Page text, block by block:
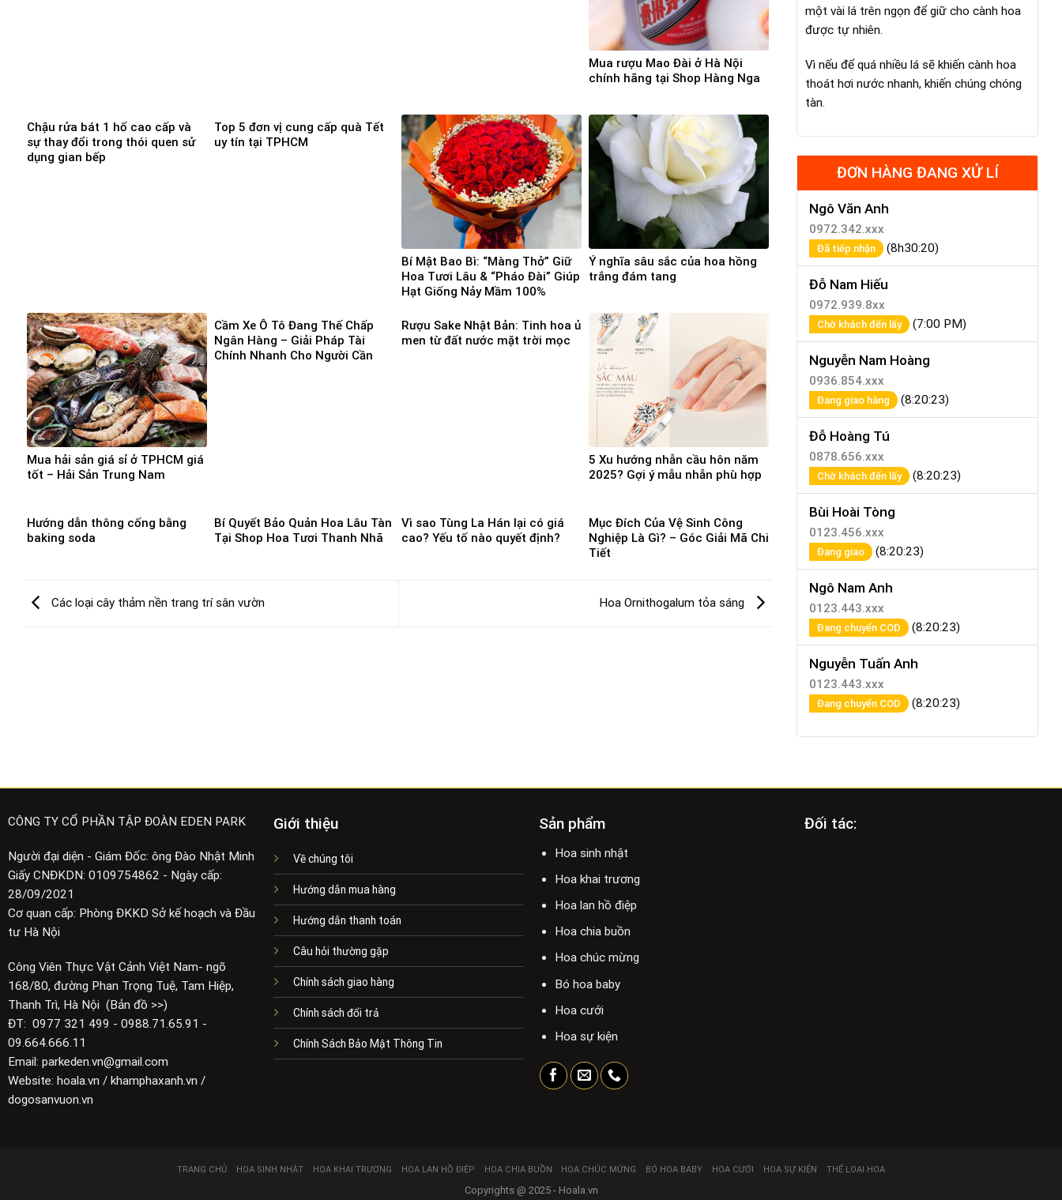
Mua rượu Mao Đài ở Hà Nội
chính hãng tại Shop Hàng Nga
Chậu rửa bát 1 hố cao cấp và
sự thay đổi trong thói quen sử
dụng gian bếp
Top 5 đơn vị cung cấp quà Tết
uy tín tại TPHCM
Bí Mật Bao Bì: “Màng Thở” Giữ
Hoa Tươi Lâu & “Pháo Đài” Giúp
Hạt Giống Nảy Mầm 100%
Ý nghĩa sâu sắc của hoa hồng
trắng đám tang
Mua hải sản giá sỉ ở TPHCM giá
tốt – Hải Sản Trung Nam
Cầm Xe Ô Tô Đang Thế Chấp
Ngân Hàng – Giải Pháp Tài
Chính Nhanh Cho Người Cần
Rượu Sake Nhật Bản: Tinh hoa ủ
men từ đất nước mặt trời mọc
5 Xu hướng nhẫn cầu hôn năm
2025? Gợi ý mẫu nhẫn phù hợp
Hướng dẫn thông cống bằng
baking soda
Bí Quyết Bảo Quản Hoa Lâu Tàn
Tại Shop Hoa Tươi Thanh Nhã
Vì sao Tùng La Hán lại có giá
cao? Yếu tố nào quyết định?
Mục Đích Của Vệ Sinh Công
Nghiệp Là Gì? – Góc Giải Mã Chi
Tiết
Các loại cây thảm nền trang trí sân vườn Hoa Ornithogalum tỏa sáng
một vài lá trên ngọn để giữ cho cành hoa
được tự nhiên.
Vì nếu để quá nhiều lá sẽ khiến cành hoa
thoát hơi nước nhanh, khiến chúng chóng
tàn.
ĐƠN HÀNG ĐANG XỬ LÍ
Ngô Văn Anh
0972.342.xxx
Đã tiếp nhận (8h30:20)
Đỗ Nam Hiếu
0972.939.8xx
Chờ khách đến lấy (7:00 PM)
Nguyễn Nam Hoàng
0936.854.xxx
Đang giao hàng (8:20:23)
Đỗ Hoàng Tú
0878.656.xxx
Chờ khách đến lấy (8:20:23)
Bùi Hoài Tòng
0123.456.xxx
Đang giao (8:20:23)
Ngô Nam Anh
0123.443.xxx
Đang chuyển COD (8:20:23)
Nguyễn Tuấn Anh
0123.443.xxx
Đang chuyển COD (8:20:23)
CÔNG TY CỔ PHẦN TẬP ĐOÀN EDEN PARK
Người đại diện - Giám Đốc: ông Đào Nhật Minh
Giấy CNĐKDN: 0109754862 - Ngày cấp:
28/09/2021
Cơ quan cấp: Phòng ĐKKD Sở kế hoạch và Đầu
tư Hà Nội
Công Viên Thực Vật Cảnh Việt Nam- ngõ
168/80, đường Phan Trọng Tuệ, Tam Hiệp,
Thanh Trì, Hà Nội (Bản đồ >>)
ĐT: 0977 321 499 - 0988.71.65.91 -
09.664.666.11
Email: parkeden.vn@gmail.com
Website: hoala.vn / khamphaxanh.vn /
dogosanvuon.vn
Giới thiệu
Về chúng tôi
Hướng dẫn mua hàng
Hướng dẫn thanh toán
Câu hỏi thường gặp
Chính sách giao hàng
Chính sách đổi trả
Chính Sách Bảo Mật Thông Tin
Sản phẩm
Hoa sinh nhật
Hoa khai trương
Hoa lan hồ điệp
Hoa chia buồn
Hoa chúc mừng
Bó hoa baby
Hoa cưới
Hoa sự kiện
Đối tác:
TRANG CHỦ HOA SINH NHẬT HOA KHAI TRƯƠNG HOA LAN HỒ ĐIỆP HOA CHIA BUỒN HOA CHÚC MỪNG BÓ HOA BABY HOA CƯỚI HOA SỰ KIỆN THỂ LOẠI HOA
Copyrights @ 2025 - Hoala.vn